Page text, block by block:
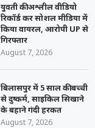
युवती की अश्लील वीडियो
रिकॉर्ड कर सोशल मीडिया में
किया वायरल, आरोपी UP से
गिरफ्तार
August 7, 2026
बिलासपुर में 5 साल की बच्ची
से दुष्कर्म, साइकिल सिखाने
के बहाने गंदी हरकत
August 7, 2026